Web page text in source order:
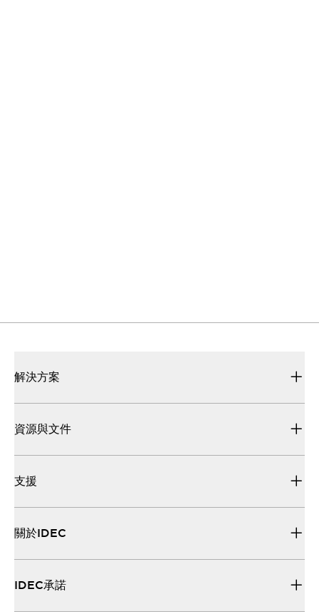
完整且專業的技術文件，協助您正確且高效地運用產
解決方案
資源與文件
支援
關於IDEC
IDEC承諾